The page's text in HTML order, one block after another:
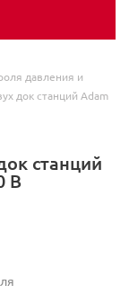
давления и
док станций Adam
станций
B